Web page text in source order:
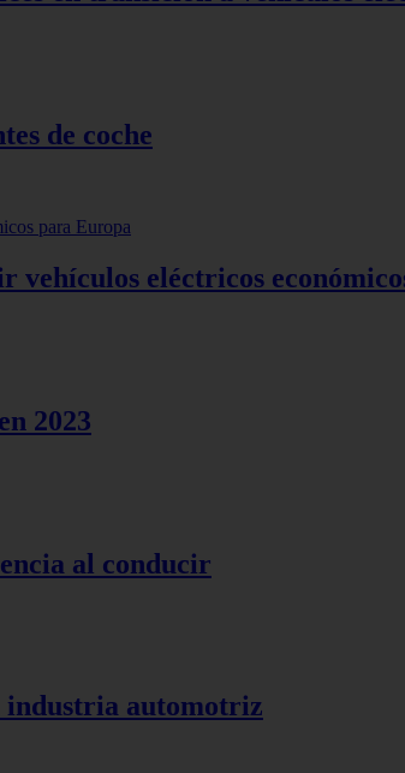
de coche
eléctricos
2023
al conducir
industria automotriz